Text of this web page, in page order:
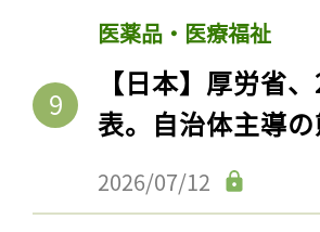
医薬品・医療福祉
【日本】厚労省
表。自治体主導
2026/07/12